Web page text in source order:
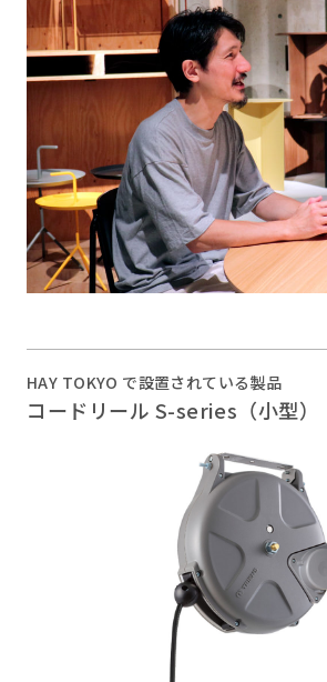
HAY TOKYO で設置されている製品
コードリール S-series（小型）